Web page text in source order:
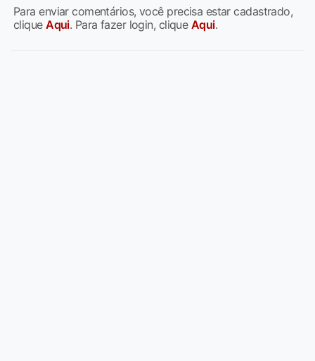
Para enviar comentários, você precisa estar cadastrado,
cliqueAqui. Para fazer login, clique Aqui.